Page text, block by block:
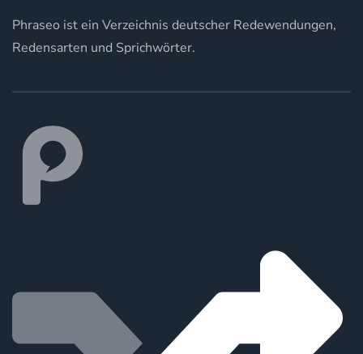
Phraseo ist ein Verzeichnis deutscher Redewendungen,
Redensarten und Sprichwörter.